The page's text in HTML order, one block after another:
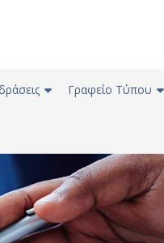
Γραφείο Τύπου